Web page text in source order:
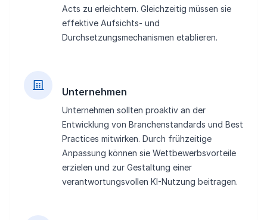
Acts zu erleichtern. Gleichzeitig müssen sie
effektive Aufsichts- und
Durchsetzungsmechanismen etablieren.
Unternehmen
Unternehmen sollten proaktiv an der
Entwicklung von Branchenstandards und Best
Practices mitwirken. Durch frühzeitige
Anpassung können sie Wettbewerbsvorteile
erzielen und zur Gestaltung einer
verantwortungsvollen KI-Nutzung beitragen.